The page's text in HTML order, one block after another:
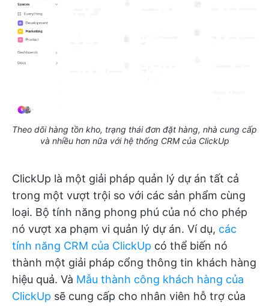
Theo dõi hàng tồn kho, trạng thái đơn đặt hàng, nhà cung cấp
và nhiều hơn nữa với hệ thống CRM của ClickUp
ClickUp là một giải pháp quản lý dự án tất cả
trong một vượt trội so với các sản phẩm cùng
loại. Bộ tính năng phong phú của nó cho phép
nó vượt xa phạm vi quản lý dự án. Ví dụ, các
tính năng CRM của ClickUp có thể biến nó
thành một giải pháp cổng thông tin khách hàng
hiệu quả. Và Mẫu thành công khách hàng của
ClickUp sẽ cung cấp cho nhân viên hỗ trợ của